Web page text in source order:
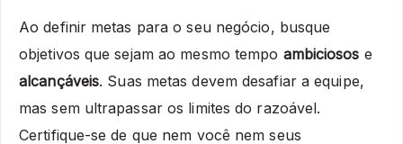
Ao definir metas para o seu negócio, busque
objetivos que sejam ao mesmo tempo ambiciosos e
alcançáveis. Suas metas devem desafiar a equipe,
mas sem ultrapassar os limites do razoável.
Certifique-se de que nem você nem seus